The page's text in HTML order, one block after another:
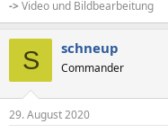
->Video und Bildbearbeitung
S schneup
Commander
29. August 2020